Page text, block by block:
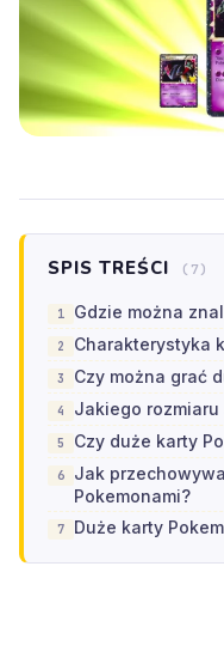
SPIS TREŚCI (7)
Gdzie można
Charakterystyka
Czy można grać
Jakiego rozmiaru
Czy duże karty
Jak
Pokemonami?
Duże karty